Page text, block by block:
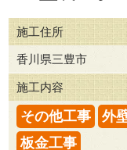
施工住所
香川県三豊市
施工内容
その他工事 外
板金工事